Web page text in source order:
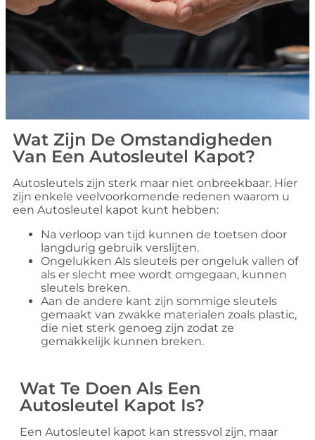
Wat Zijn De Omstandigheden
Van Een Autosleutel Kapot?
Autosleutels zijn sterk maar niet onbreekbaar. Hier
zijn enkele veelvoorkomende redenen waarom u
een Autosleutel kapot kunt hebben:
Na verloop van tijd kunnen de toetsen door
langdurig gebruik verslijten.
Ongelukken Als sleutels per ongeluk vallen of
als er slecht mee wordt omgegaan, kunnen
sleutels breken.
Aan de andere kant zijn sommige sleutels
gemaakt van zwakke materialen zoals plastic,
die niet sterk genoeg zijn zodat ze
gemakkelijk kunnen breken.
Wat Te Doen Als Een
Autosleutel Kapot Is?
Een Autosleutel kapot kan stressvol zijn, maar